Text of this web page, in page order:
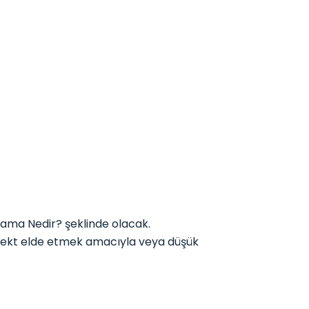
Nedir? şeklinde olacak.
elde etmek amacıyla veya düşük